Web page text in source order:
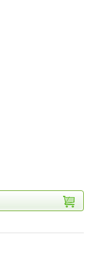
(новинки)